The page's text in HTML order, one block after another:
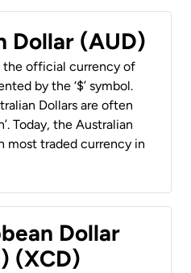
Dollar (AUD)
the official currency of
by the ‘$’ symbol.
Dollars are often
Today, the Australian
most traded currency in
Dollar
(XCD)